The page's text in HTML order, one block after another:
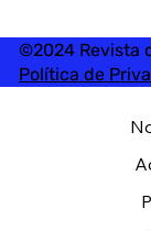
©2024
Política de